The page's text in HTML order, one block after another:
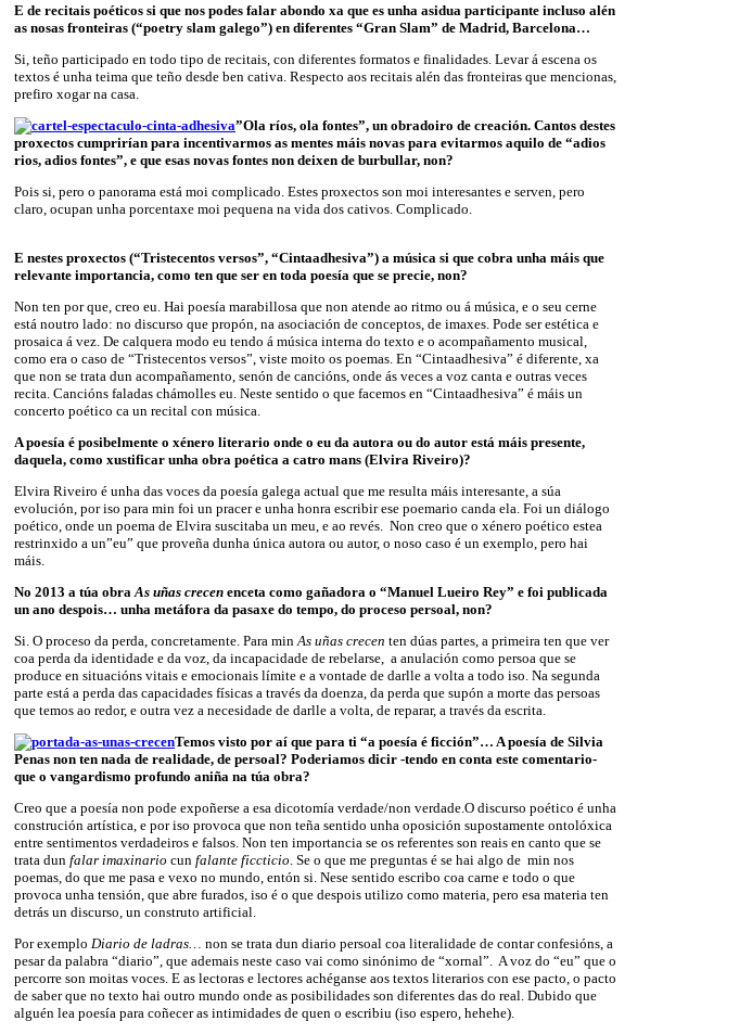
E de recitais poéticos si que nos podes falar abondo xa que es unha asidua participante incluso alén
as nosas fronteiras (“poetry slam galego”) en diferentes “Gran Slam” de Madrid, Barcelona…
Si, teño participado en todo tipo de recitais, con diferentes formatos e finalidades. Levar á escena os
textos é unha teima que teño desde ben cativa. Respecto aos recitais alén das fronteiras que mencionas,
prefiro xogar na casa.
”Ola ríos, ola fontes”, un obradoiro de creación. Cantos destes
proxectos cumprirían para incentivarmos as mentes máis novas para evitarmos aquilo de “adios
rios, adios fontes”, e que esas novas fontes non deixen de burbullar, non?
Pois si, pero o panorama está moi complicado. Estes proxectos son moi interesantes e serven, pero
claro, ocupan unha porcentaxe moi pequena na vida dos cativos. Complicado.
E nestes proxectos (“Tristecentos versos”, “Cintaadhesiva”) a música si que cobra unha máis que
relevante importancia, como ten que ser en toda poesía que se precie, non?
Non ten por que, creo eu. Hai poesía marabillosa que non atende ao ritmo ou á música, e o seu cerne
está noutro lado: no discurso que propón, na asociación de conceptos, de imaxes. Pode ser estética e
prosaica á vez. De calquera modo eu tendo á música interna do texto e o acompañamento musical,
como era o caso de “Tristecentos versos”, viste moito os poemas. En “Cintaadhesiva” é diferente, xa
que non se trata dun acompañamento, senón de cancións, onde ás veces a voz canta e outras veces
recita. Cancións faladas chámolles eu. Neste sentido o que facemos en “Cintaadhesiva” é máis un
concerto poético ca un recital con música.
A poesía é posibelmente o xénero literario onde o eu da autora ou do autor está máis presente,
daquela, como xustificar unha obra poética a catro mans (Elvira Riveiro)?
Elvira Riveiro é unha das voces da poesía galega actual que me resulta máis interesante, a súa
evolución, por iso para min foi un pracer e unha honra escribir ese poemario canda ela. Foi un diálogo
poético, onde un poema de Elvira suscitaba un meu, e ao revés. Non creo que o xénero poético estea
restrinxido a un”eu” que proveña dunha única autora ou autor, o noso caso é un exemplo, pero hai
máis.
No 2013 a túa obra As uñas crecen enceta como gañadora o “Manuel Lueiro Rey” e foi publicada
un ano despois… unha metáfora da pasaxe do tempo, do proceso persoal, non?
Si. O proceso da perda, concretamente. Para min As uñas crecen ten dúas partes, a primeira ten que ver
coa perda da identidade e da voz, da incapacidade de rebelarse, a anulación como persoa que se
produce en situacións vitais e emocionais límite e a vontade de darlle a volta a todo iso. Na segunda
parte está a perda das capacidades físicas a través da doenza, da perda que supón a morte das persoas
que temos ao redor, e outra vez a necesidade de darlle a volta, de reparar, a través da escrita.
Temos visto por aí que para ti “a poesía é ficción”… A poesía de Silvia
Penas non ten nada de realidade, de persoal? Poderiamos dicir -tendo en conta este comentario-
que o vangardismo profundo aniña na túa obra?
Creo que a poesía non pode expoñerse a esa dicotomía verdade/non verdade.O discurso poético é unha
construción artística, e por iso provoca que non teña sentido unha oposición supostamente ontolóxica
entre sentimentos verdadeiros e falsos. Non ten importancia se os referentes son reais en canto que se
trata dun falar imaxinario cun falante ficcticio . Se o que me preguntas é se hai algo de min nos
poemas, do que me pasa e vexo no mundo, entón si. Nese sentido escribo coa carne e todo o que
provoca unha tensión, que abre furados, iso é o que despois utilizo como materia, pero esa materia ten
detrás un discurso, un construto artificial.
Por exemplo Diario de ladras…
non se trata dun diario persoal coa literalidade de contar confesións, a
pesar da palabra “diario”, que ademais neste caso vai como sinónimo de “xornal”. A voz do “eu” que o
percorre son moitas voces. E as lectoras e lectores achéganse aos textos literarios con ese pacto, o pacto
de saber que no texto hai outro mundo onde as posibilidades son diferentes das do real. Dubido que
alguén lea poesía para coñecer as intimidades de quen o escribiu (iso espero, hehehe).